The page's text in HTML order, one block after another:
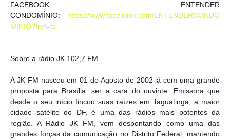
FACEBOOK ENTENDER
CONDOMÍNIO: https://www.facebook.com/ENTENDERCONDO
MINIO?fref=ts
Sobre a rádio JK 102,7 FM
A JK FM nasceu em 01 de Agosto de 2002 já com uma grande
proposta para Brasília: ser a cara do ouvinte. Emissora que
desde o seu início fincou suas raízes em Taguatinga, a maior
cidade satélite do DF, é uma das rádios mais potentes da
região. A Rádio JK FM, vem despontando como uma das
grandes forças da comunicação no Distrito Federal, mantendo